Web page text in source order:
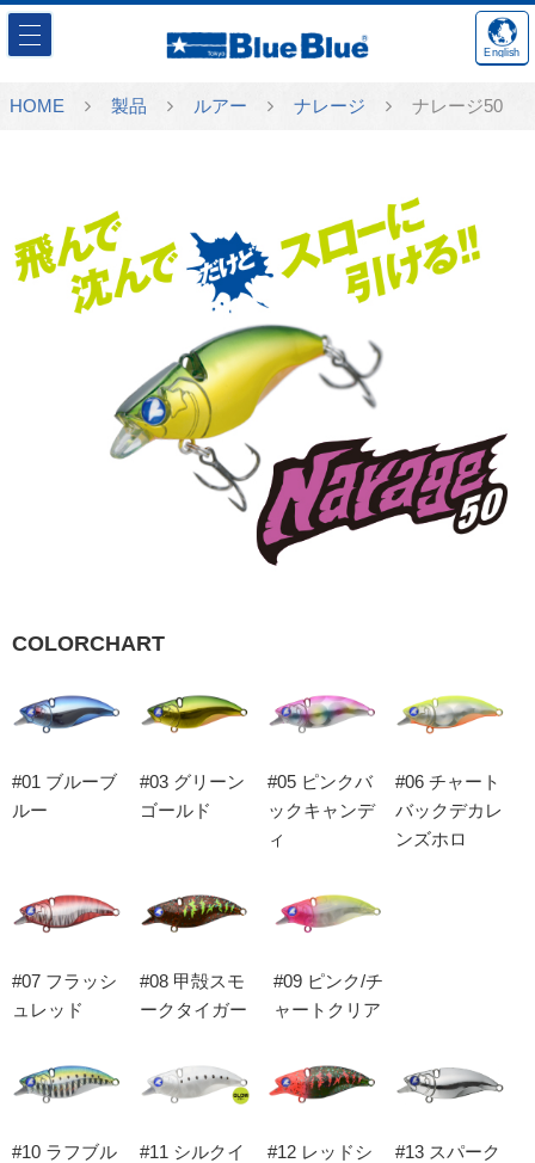
English
HOME 製品 ルアー ナレージ ナレージ50
COLORCHART
#01 ブルーブ
ルー
#03 グリーン
ゴールド
#05 ピンクバ
ックキャンデ
ィ
#06 チャート
バックデカレ
ンズホロ
#07 フラッシ
ュレッド
#08 甲殻スモ
ークタイガー
#09 ピンク/チ
ャートクリア
#10 ラフブル
#11 シルクイ
#12 レッドシ
#13 スパーク